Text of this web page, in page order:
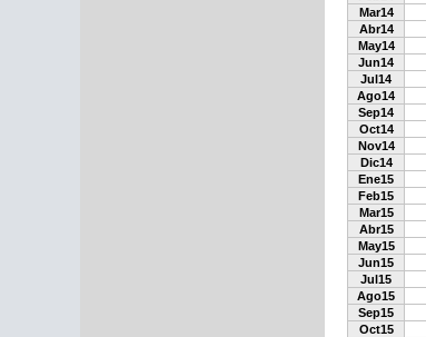
Mar14
Abr14
May14
Jun14
Jul14
Ago14
Sep14
Oct14
Nov14
Dic14
Ene15
Feb15
Mar15
Abr15
May15
Jun15
Jul15
Ago15
Sep15
Oct15